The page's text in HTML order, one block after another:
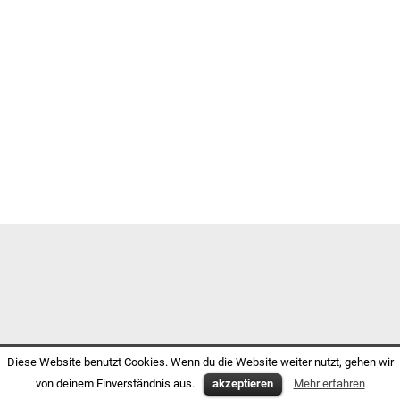
Diese Website benutzt Cookies. Wenn du die Website weiter nutzt, gehen wir
von deinem Einverständnis aus.
akzeptieren Mehr erfahren